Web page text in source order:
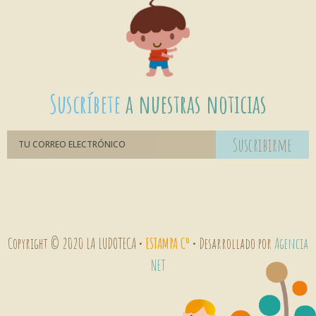
Suscríbetea nuestras noticias
Suscribirme
Copyright © 2020 LA LUDOTECA • ESTAMPA Cº • Desarrollado porAgencia
NET